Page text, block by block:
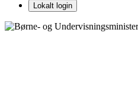
Lokalt login